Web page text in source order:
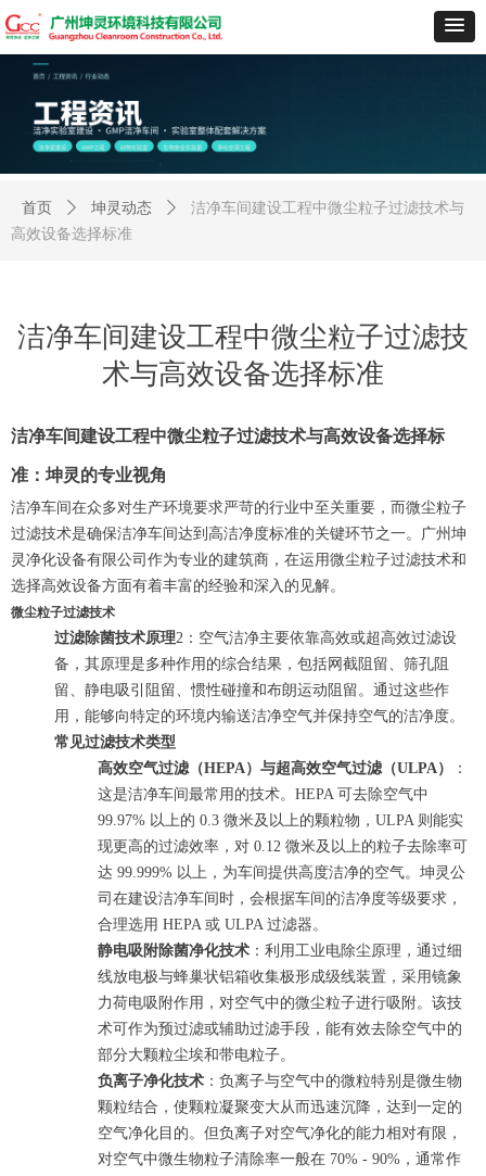
洁净车间建设工程中微尘粒子过滤技
术与高效设备选择标准
洁净车间建设工程中微尘粒子过滤技术与高效设备选择标
准：坤灵的专业视角
洁净车间在众多对生产环境要求严苛的行业中至关重要，而微尘粒子
过滤技术是确保洁净车间达到高洁净度标准的关键环节之一。广州坤
灵净化设备有限公司作为专业的建筑商，在运用微尘粒子过滤技术和
选择高效设备方面有着丰富的经验和深入的见解。
微尘粒子过滤技术
过滤除菌技术原理2：空气洁净主要依靠高效或超高效过滤设
备，其原理是多种作用的综合结果，包括网截阻留、筛孔阻
留、静电吸引阻留、惯性碰撞和布朗运动阻留。通过这些作
用，能够向特定的环境内输送洁净空气并保持空气的洁净度。
常见过滤技术类型
高效空气过滤（HEPA）与超高效空气过滤（ULPA）
：
这是洁净车间最常用的技术。HEPA 可去除空气中
99.97% 以上的 0.3 微米及以上的颗粒物，ULPA 则能实
现更高的过滤效率，对 0.12 微米及以上的粒子去除率可
达 99.999% 以上，为车间提供高度洁净的空气。坤灵公
司在建设洁净车间时，会根据车间的洁净度等级要求，
合理选用 HEPA 或 ULPA 过滤器。
静电吸附除菌净化技术 ：利用工业电除尘原理，通过细
线放电极与蜂巢状铝箱收集极形成级线装置，采用镜象
力荷电吸附作用，对空气中的微尘粒子进行吸附。该技
术可作为预过滤或辅助过滤手段，能有效去除空气中的
部分大颗粒尘埃和带电粒子。
负离子净化技术 ：负离子与空气中的微粒特别是微生物
颗粒结合，使颗粒凝聚变大从而迅速沉降，达到一定的
空气净化目的。但负离子对空气净化的能力相对有限，
对空气中微生物粒子清除率一般在 70% - 90%，通常作
首页 ꄲ 坤灵动态 ꄲ
洁净车间建设工程中微尘粒子过滤技术与
高效设备选择标准